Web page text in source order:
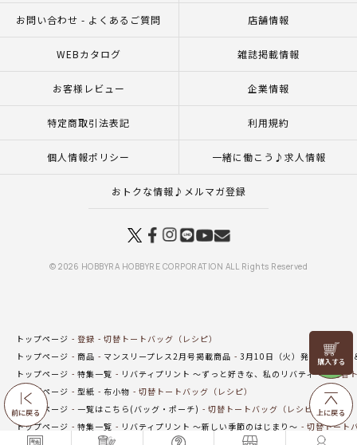
前に戻る
リリヤン
フェア
上に戻る
お問い合わせ - よくあるご質問 店舗情報
WEBカタログ 雑誌掲載情報
お客様レビュー 企業情報
特定商取引法表記 利用規約
個人情報ポリシー 一緒に働こう♪求人情報
おトクな情報♪メルマガ登録
© 2026 HOBBYRA HOBBYRE CORPORATION ALL Rights Reserved
トップページ 登録
切替トートバッグ（レシピ）
トップページ
商品 マンスリープレス2月号掲載商品
3月10日（火）発売の新商品
トップページ
特集一覧 リバティプリント ～ずっと好きな、私のリバティ～ 切替
トップページ
型紙 布小物
切替トートバッグ（レシピ）
トップページ
一覧はこちら(バッグ・ポーチ)
切替トートバッグ（レシピ）
トップページ
特集一覧 リバティプリント ～新しい季節のはじまり～
切替トート